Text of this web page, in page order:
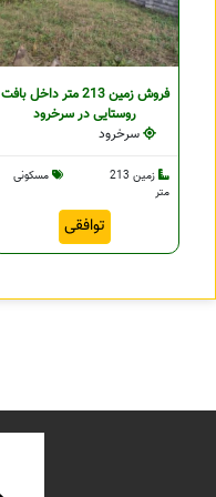
فروش زمین 213 متر داخل بافت
روستایی در سرخرود
سرخرود
زمین 213
متر
مسکونی
توافقی